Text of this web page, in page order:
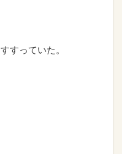
すっていた。